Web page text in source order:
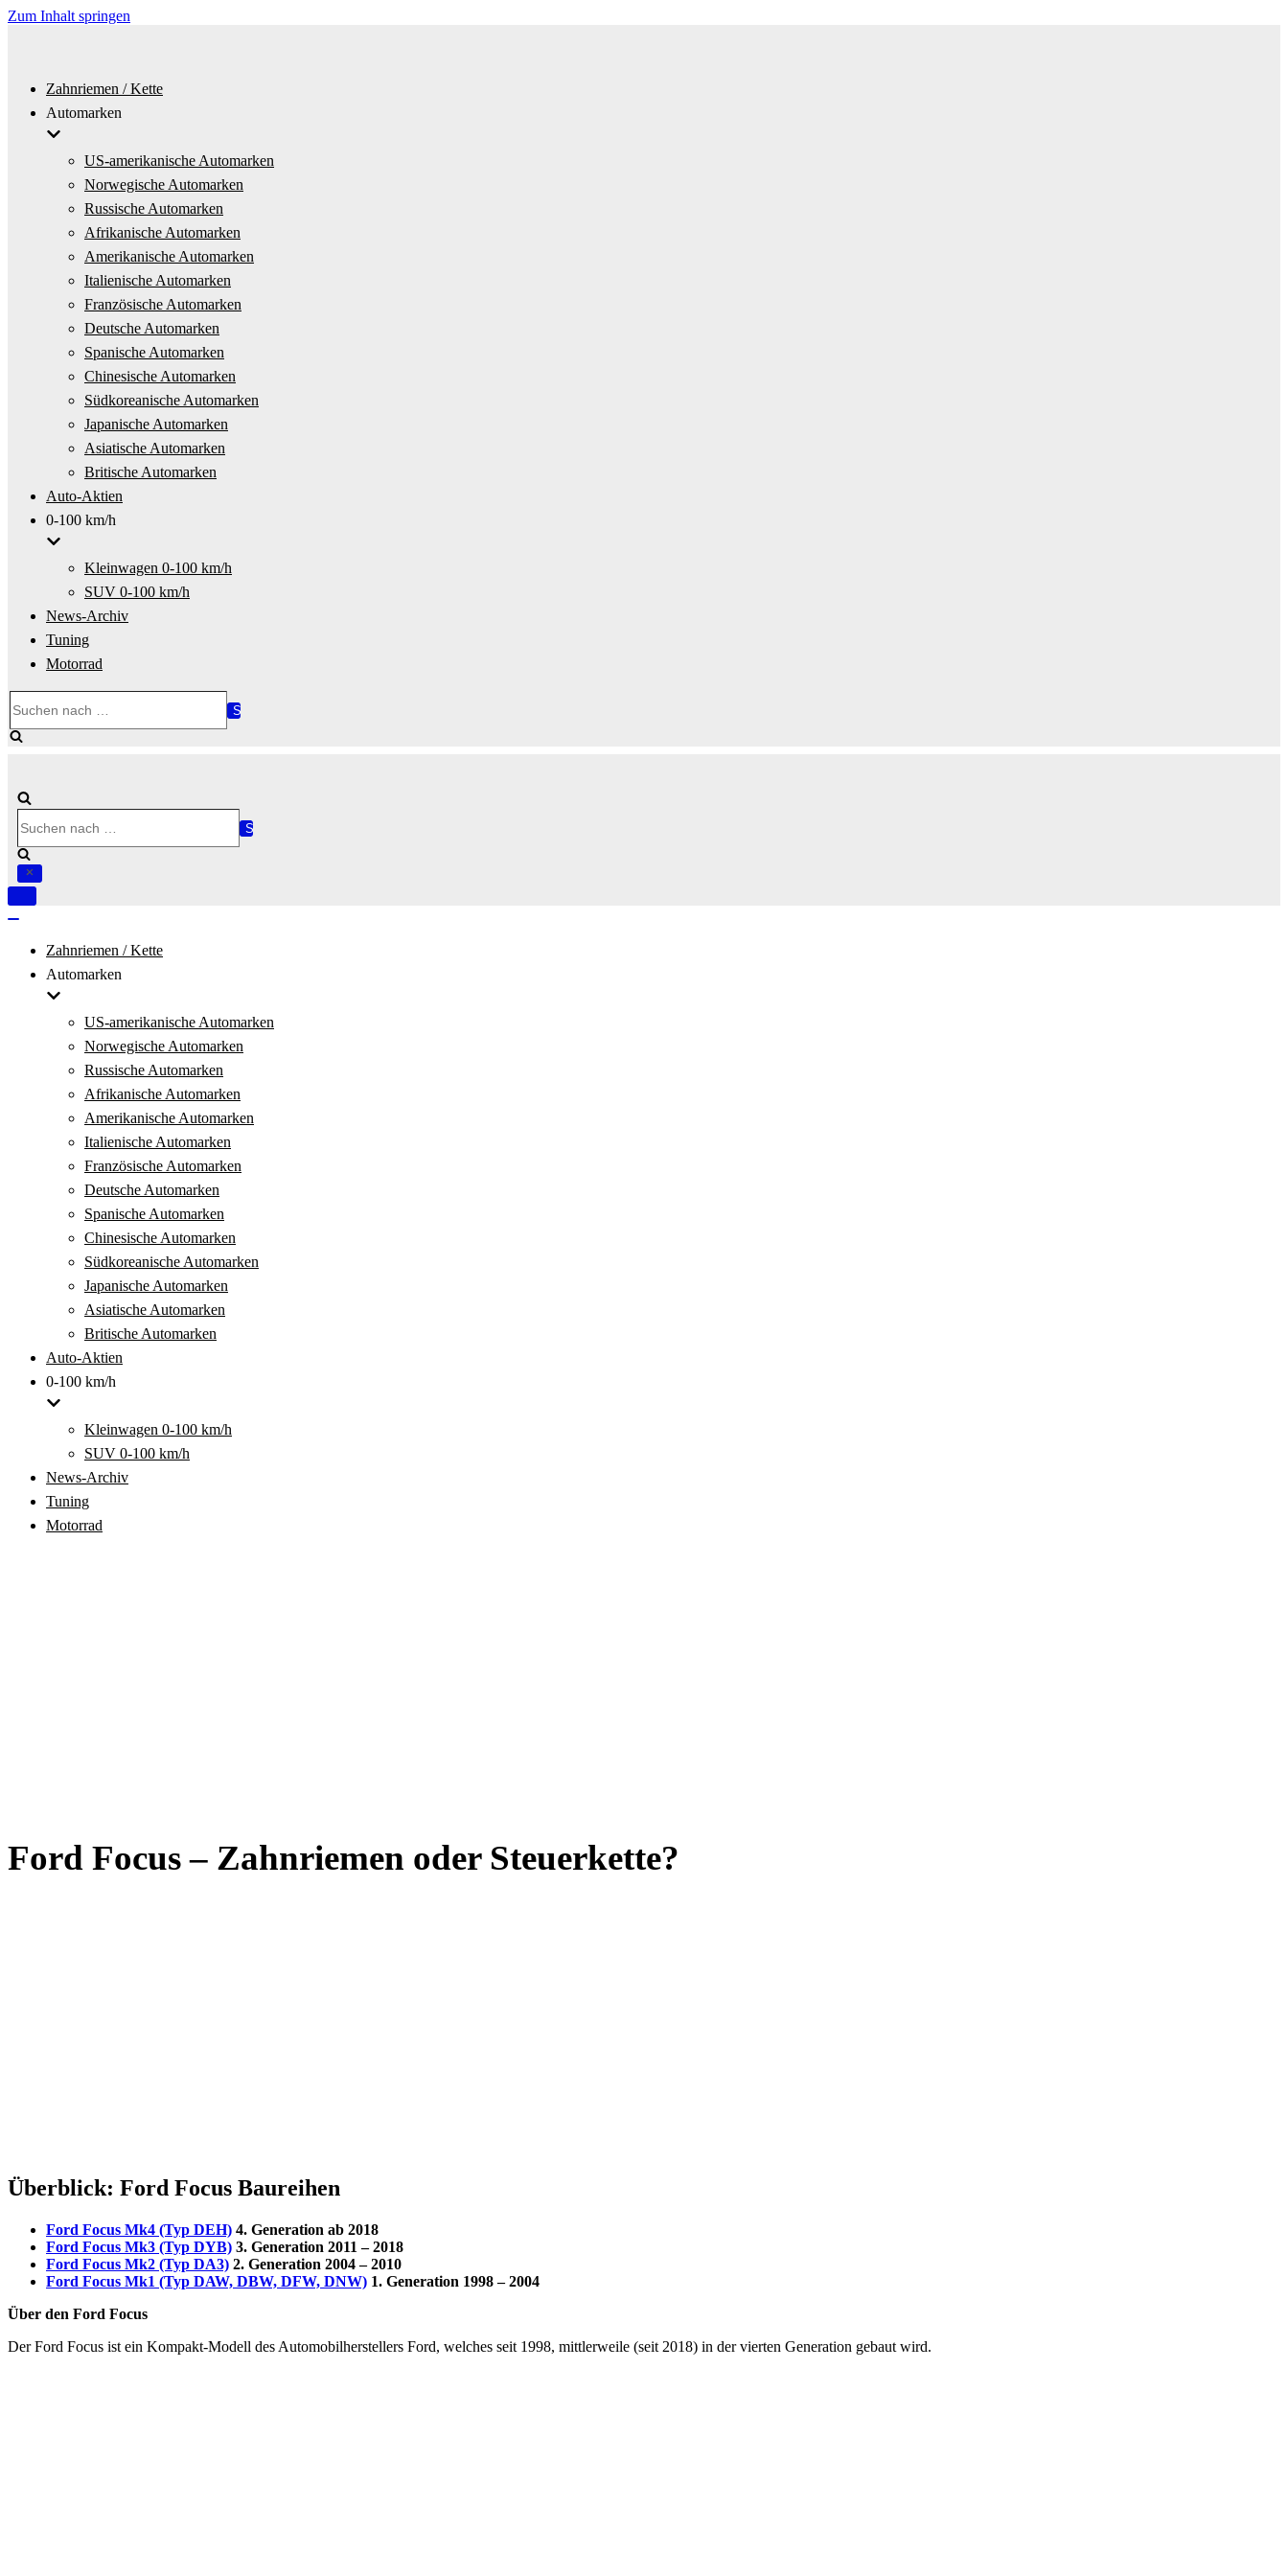
Zum Inhalt springen
Zahnriemen / Kette
Automarken
US-amerikanische Automarken
Norwegische Automarken
Russische Automarken
Afrikanische Automarken
Amerikanische Automarken
Italienische Automarken
Französische Automarken
Deutsche Automarken
Spanische Automarken
Chinesische Automarken
Südkoreanische Automarken
Japanische Automarken
Asiatische Automarken
Britische Automarken
Auto-Aktien
0-100 km/h
Kleinwagen 0-100 km/h
SUV 0-100 km/h
News-Archiv
Tuning
Motorrad
nach …
nach …
Navigation
Zahnriemen / Kette
Automarken
US-amerikanische Automarken
Norwegische Automarken
Russische Automarken
Afrikanische Automarken
Amerikanische Automarken
Italienische Automarken
Französische Automarken
Deutsche Automarken
Spanische Automarken
Chinesische Automarken
Südkoreanische Automarken
Japanische Automarken
Asiatische Automarken
Britische Automarken
Auto-Aktien
0-100 km/h
Kleinwagen 0-100 km/h
SUV 0-100 km/h
News-Archiv
Tuning
Motorrad
Ford Focus – Zahnriemen oder Steuerkette?
Überblick: Ford Focus Baureihen
Ford Focus Mk4 (Typ DEH) 4. Generation ab 2018
Ford Focus Mk3 (Typ DYB) 3. Generation 2011 – 2018
Ford Focus Mk2 (Typ DA3) 2. Generation 2004 – 2010
Ford Focus Mk1 (Typ DAW, DBW, DFW, DNW) 1. Generation 1998 – 2004
Über den Ford Focus
Der Ford Focus ist ein Kompakt-Modell des Automobilherstellers Ford, welches seit 1998, mittlerweile (seit 2018) in der vierten Generation gebaut wird.